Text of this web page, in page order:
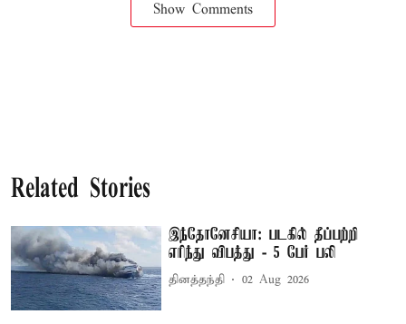
Show Comments
Related Stories
இந்தோனேசியா: படகில் தீப்பற்றி
எரிந்து விபத்து - 5 பேர் பலி
தினத்தந்தி 02 Aug 2026